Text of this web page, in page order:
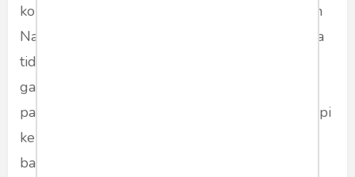
komoditas strategis mulai 2025. Badan Pangan
Nasional telah menyampaikan bahwa Indonesia
tidak lagi mengimpor beras konsumsi, gula,
garam konsumsi, maupun jagung, karena
pasokan dalam negeri diyakini sudah mencukupi
kebutuhan nasional. Kebijakan ini menandai
babak baru dalam sejarah pangan Indonesia,